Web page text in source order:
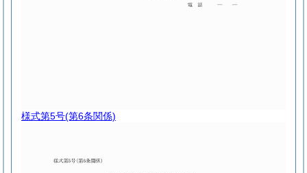
様式第5号(第6条関係)